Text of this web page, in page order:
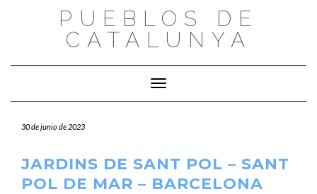
PUEBLOS DE
CATALUNYA
Cambiar modo de navegación
30 de junio de 2023
JARDINS DE SANT POL – SANT
POL DE MAR – BARCELONA